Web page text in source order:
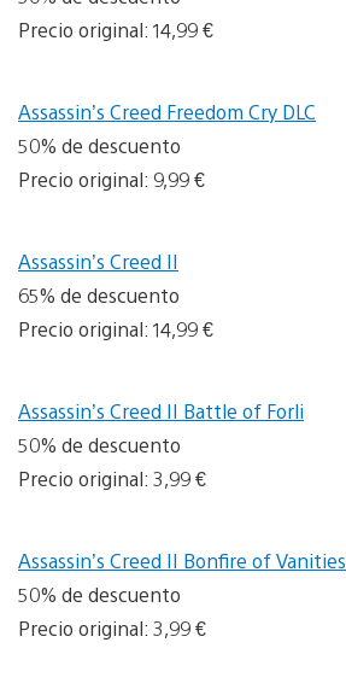
Precio original: 14,99 €
Assassin’s Creed Freedom Cry DLC
50% de descuento
Precio original: 9,99 €
Assassin’s Creed II
65% de descuento
Precio original: 14,99 €
Assassin’s Creed II Battle of Forli
50% de descuento
Precio original: 3,99 €
Assassin’s Creed II Bonfire of Vanities
50% de descuento
Precio original: 3,99 €